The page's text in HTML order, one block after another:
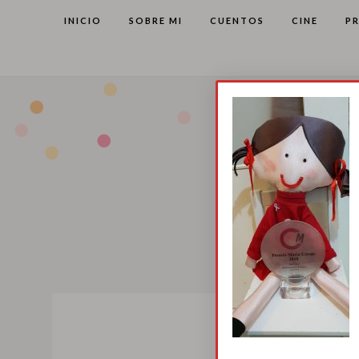
INICIO SOBRE MI CUENTOS CINE
Premio